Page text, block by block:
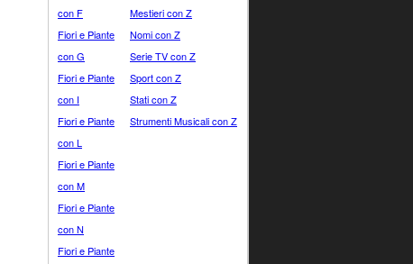
con F
Fiori e Piante
con G
Fiori e Piante
con I
Fiori e Piante
con L
Fiori e Piante
con M
Fiori e Piante
con N
Fiori e Piante
Mestieri con Z
Nomi con Z
Serie TV con Z
Sport con Z
Stati con Z
Strumenti Musicali con Z